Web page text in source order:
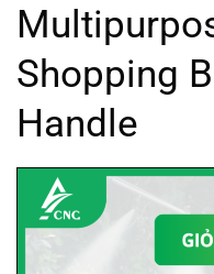
Shopping
Handle